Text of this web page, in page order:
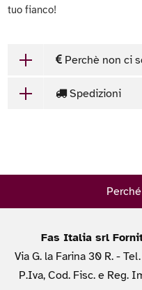
tuo fianco!
Perchè non ci
Spedizioni
Perché
Fas Italia srl
Via G. la Farina 30 R. -
P.Iva, Cod. Fisc. e Reg.